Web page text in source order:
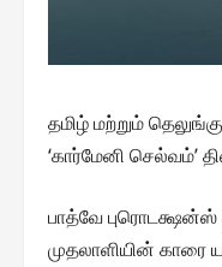
தமிழ் மற்றும்
‘கார்மேனி செல்வம்’
பாத்வே புரொடக்ஷன்ஸ்
முதலாளியின் காரை